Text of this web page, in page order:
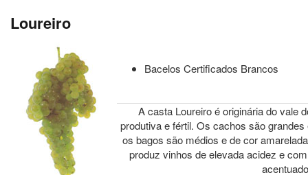
Loureiro
Bacelos Certificados Brancos
A casta Loureiro é originária do vale
produtiva e fértil. Os cachos são
os bagos são médios e de cor
produz vinhos de elevada acidez e